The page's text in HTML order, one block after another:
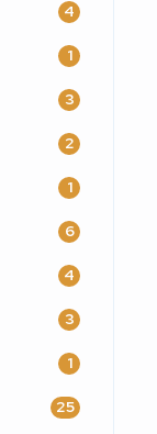
4
1
3
2
1
6
4
3
1
25